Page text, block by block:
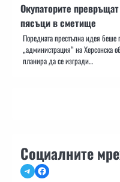
Окупаторите
пясъци в сметище
Поредната престъпна идея беше
„администрация“ на Херсонска
планира да се изгради…
Социалните
TelegramFacebook